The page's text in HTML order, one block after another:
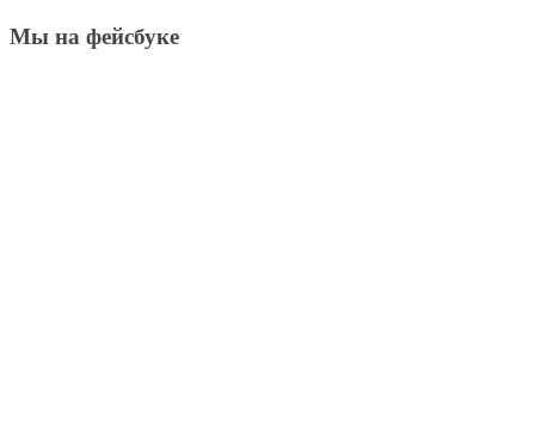
Мы на фейсбуке